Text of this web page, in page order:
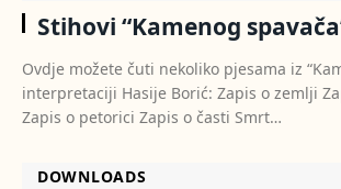
Stihovi “Kamenog
Ovdje možete čuti nekoliko pjesama iz
interpretaciji Hasije Borić: Zapis o zemlji
Zapis o petorici Zapis o časti Smrt…
DOWNLOADS